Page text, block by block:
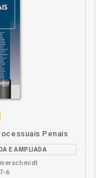
Penais
E AMPLIADA
6